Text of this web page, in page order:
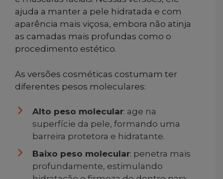
ajuda a manter a pele hidratada e com
aparência mais viçosa, embora não atinja
as camadas mais profundas como o
procedimento estético.
As versões cosméticas costumam ter
diferentes pesos moleculares:
Alto peso molecular: age na
superfície da pele, formando uma
barreira protetora e hidratante.
Baixo peso molecular: penetra mais
profundamente, estimulando